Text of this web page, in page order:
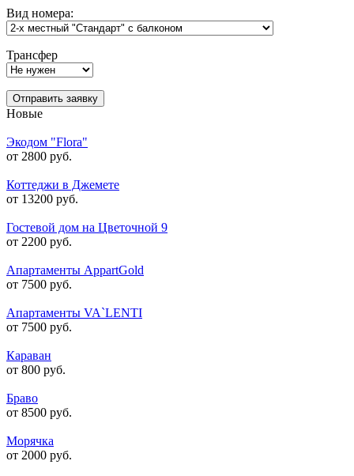
Вид номера:
Трансфер
Отправить заявку
Новые
Экодом "Flora"
от 2800 руб.
Коттеджи в Джемете
от 13200 руб.
Гостевой дом на Цветочной 9
от 2200 руб.
Апартаменты AppartGold
от 7500 руб.
Апартаменты VA`LENTI
от 7500 руб.
Караван
от 800 руб.
Браво
от 8500 руб.
Морячка
от 2000 руб.